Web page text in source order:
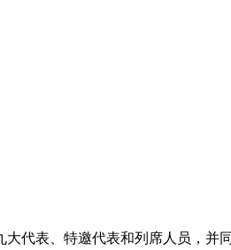
表、特邀代表和列席人员，并同